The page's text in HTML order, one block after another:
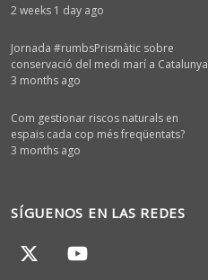
2 weeks 1 day ago
Jornada #rumbsPrismàtic sobre
conservació del medi marí a Catalunya
3 months ago
Com gestionar riscos naturals en
espais cada cop més freqüentats?
3 months ago
SÍGUENOS EN LAS REDES